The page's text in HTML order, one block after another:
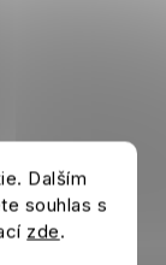
Dalším
souhlas s
zde.